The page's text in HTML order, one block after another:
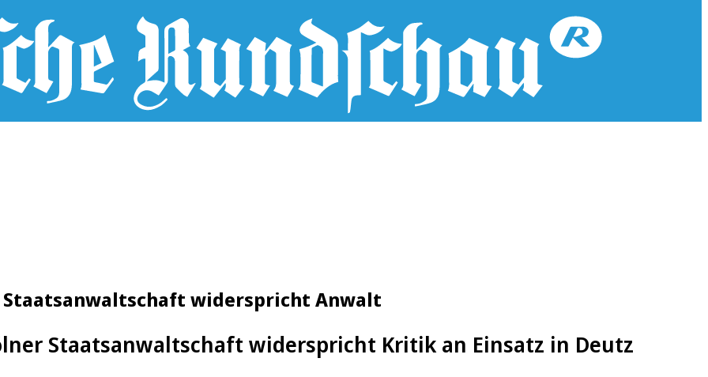
widerspricht Anwalt
Staatsanwaltschaft widerspricht Kritik an Einsatz in Deutz